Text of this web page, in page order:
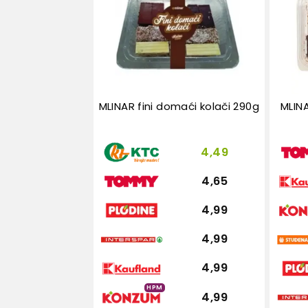
MLINAR fini domaći kolači 290g
4,49
4,65
4,99
4,99
4,99
HPM
4,99